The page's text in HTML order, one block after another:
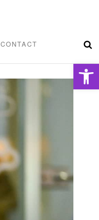
Ouvrir la barre d’outils
CONTACT